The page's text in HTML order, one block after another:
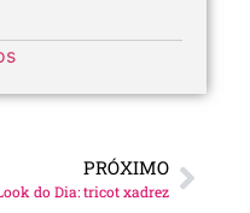
PRÓXIMO
do Dia: tricot xadrez